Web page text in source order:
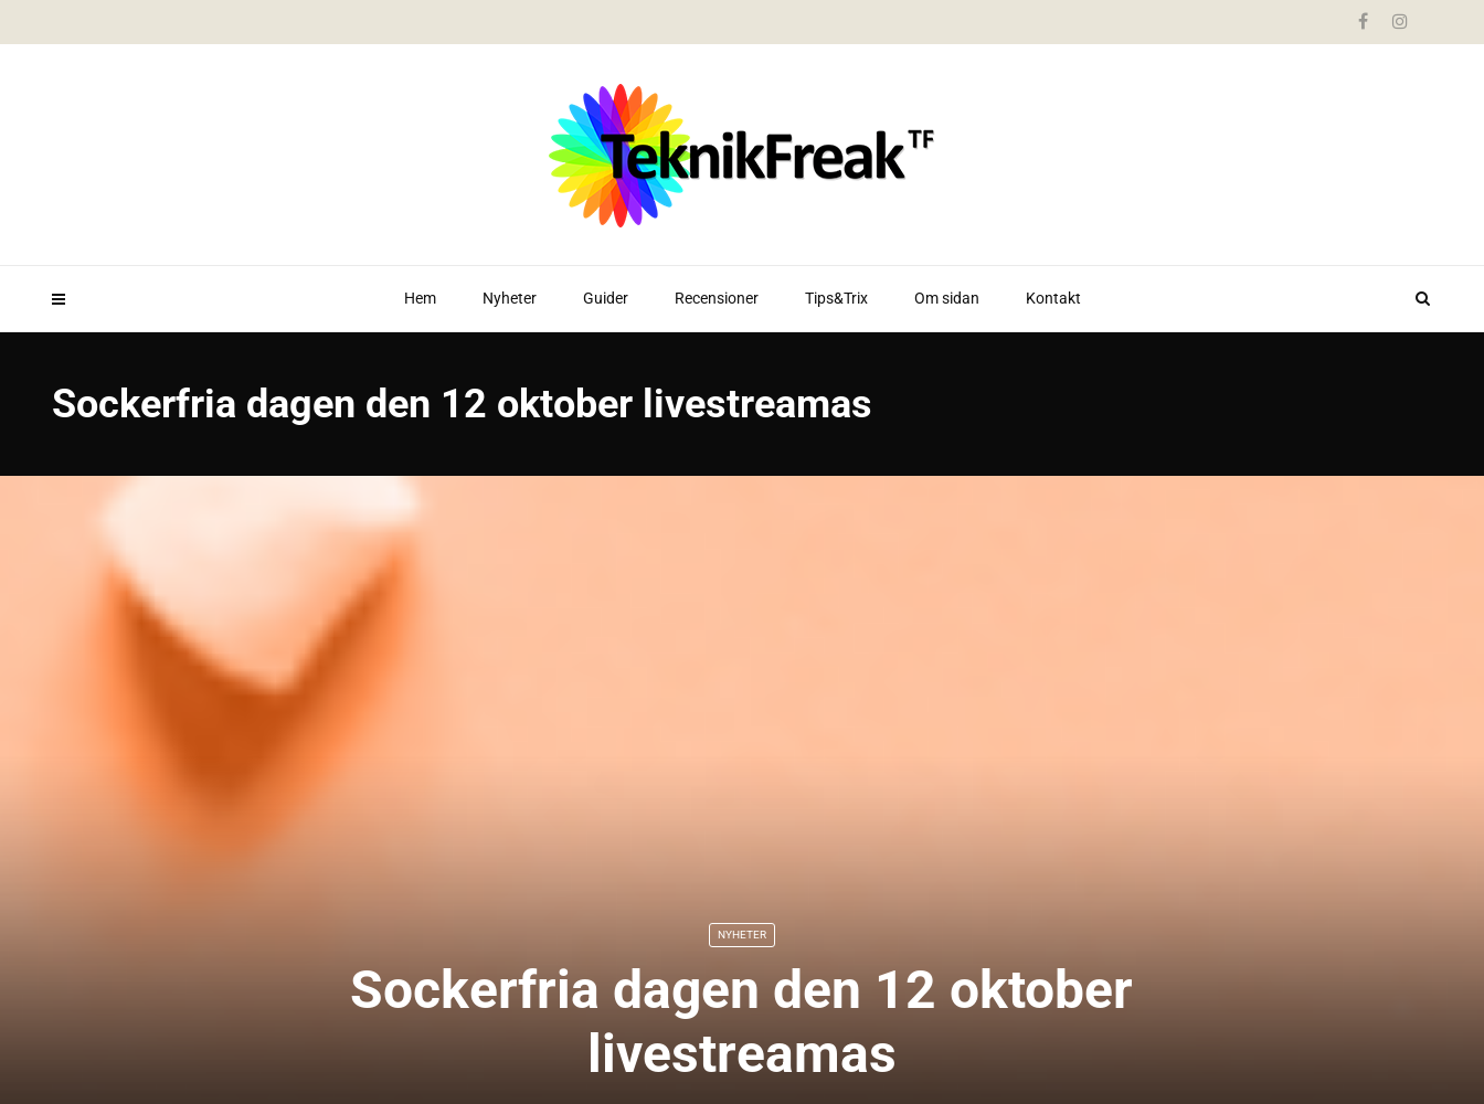
Hem Nyheter Guider Recensioner Tips&Trix Om sidan Kontakt
Sockerfria dagen den 12 oktober livestreamas
NYHETER
Sockerfria dagen den 12 oktober
livestreamas